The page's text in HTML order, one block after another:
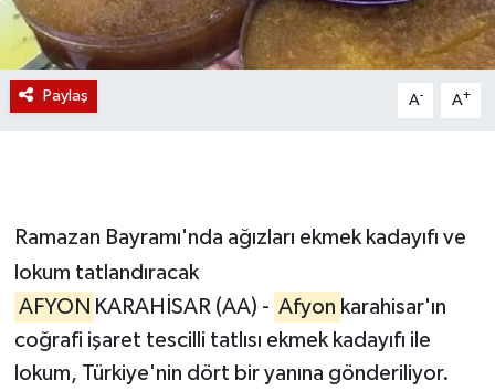
Paylaş A- A+
Ramazan Bayramı'nda ağızları ekmek kadayıfı ve
lokum tatlandıracak
AFYON KARAHİSAR (AA) - Afyon karahisar'ın
coğrafi işaret tescilli tatlısı ekmek kadayıfı ile
lokum, Türkiye'nin dört bir yanına gönderiliyor.